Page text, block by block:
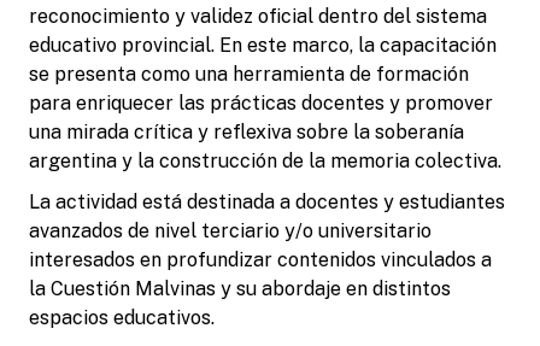
reconocimiento y validez oficial dentro del sistema
educativo provincial. En este marco, la capacitación
se presenta como una herramienta de formación
para enriquecer las prácticas docentes y promover
una mirada crítica y reflexiva sobre la soberanía
argentina y la construcción de la memoria colectiva.
La actividad está destinada a docentes y estudiantes
avanzados de nivel terciario y/o universitario
interesados en profundizar contenidos vinculados a
la Cuestión Malvinas y su abordaje en distintos
espacios educativos.